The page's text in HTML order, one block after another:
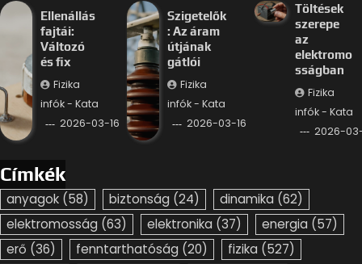
Ellenállás
fajtái:
Változó
és fix
Fizika
infók - Kata
2026-03-16
Szigetelők
: Az áram
útjának
gátlói
Fizika
infók - Kata
2026-03-16
Töltések
szerepe
az
elektromo
sságban
Fizika
infók - Kata
2026-
Címkék
anyagok (58) biztonság (24) dinamika (62)
elektromosság (63) elektronika (37) energia (57)
erő (36) fenntarthatóság (20) fizika (527)